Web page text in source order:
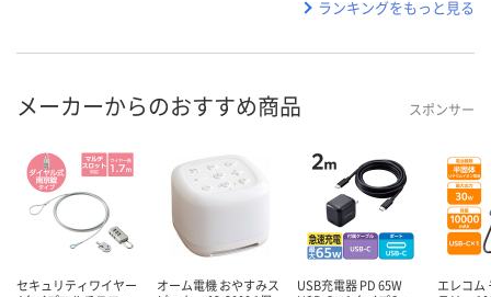
ランキングをもっと見る
メーカーからのおすすめ商品 スポンサー
セキュリティワイヤー
オーム電機 おやすみス
USB充電器 PD 65W
エレコム